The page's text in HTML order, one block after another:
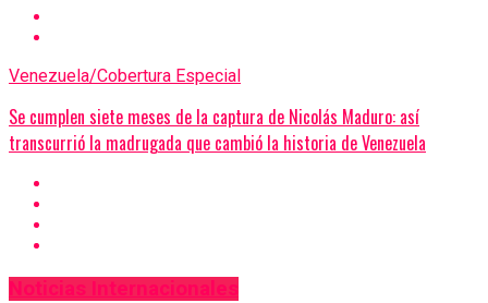
Venezuela/Cobertura Especial
Se cumplen siete meses de la captura de Nicolás Maduro: así
transcurrió la madrugada que cambió la historia de Venezuela
Noticias Internacionales